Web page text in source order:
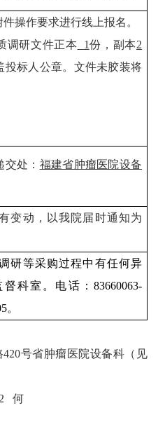
操作要求进行线上报名。
调研文件正本 1份，副本2
投标人公章。文件未胶装将
处： 福建省肿瘤医院设备
变动，以我院届时通知为
研等采购过程中有任何异
科室。电话：83660063-
。
号省肿瘤医院设备科（见
何